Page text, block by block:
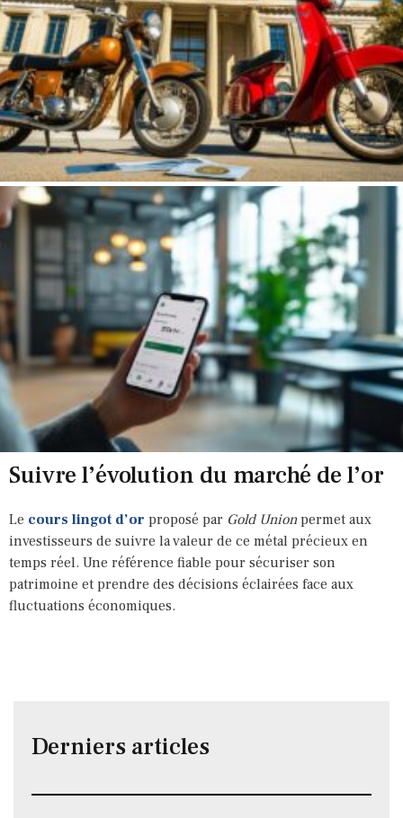
Suivre l’évolution du marché de l’or
Le cours lingot d’or proposé par Gold Unionpermet aux
investisseurs de suivre la valeur de ce métal précieux en
temps réel. Une référence fiable pour sécuriser son
patrimoine et prendre des décisions éclairées face aux
fluctuations économiques.
Derniers articles